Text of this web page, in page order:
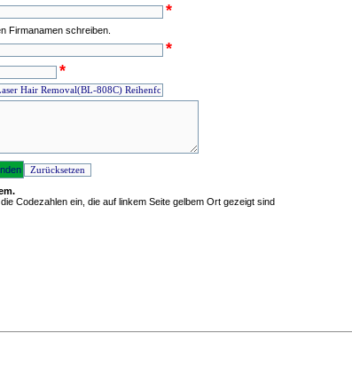
*
Firmanamen schreiben.
*
*
Codezahlen ein, die auf linkem Seite gelbem Ort gezeigt sind